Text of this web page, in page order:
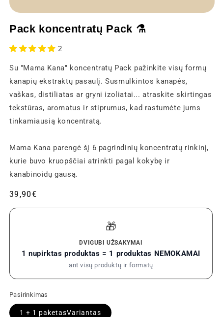
1
lange
Pack koncentratų Pack ⚗️
2
Su "Mama Kana" koncentratų Pack pažinkite visų formų
kanapių ekstraktų pasaulį. Susmulkintos kanapės,
vaškas, distiliatas ar gryni izoliatai... atraskite skirtingas
tekstūras, aromatus ir stiprumus, kad rastumėte jums
tinkamiausią koncentratą.
Mama Kana parengė šį 6 pagrindinių koncentratų rinkinį,
kurie buvo kruopščiai atrinkti pagal kokybę ir
kanabinoidų gausą.
Įprastinė
kaina
39,90€
🎁
DVIGUBI UŽSAKYMAI
1 nupirktas produktas = 1 produktas NEMOKAMAI
ant visų produktų ir formatų
Pasirinkimas
1 + 1 paketasVariantas